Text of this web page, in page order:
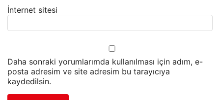
İnternet sitesi
Daha sonraki yorumlarımda kullanılması için adım, e-
posta adresim ve site adresim bu tarayıcıya
kaydedilsin.